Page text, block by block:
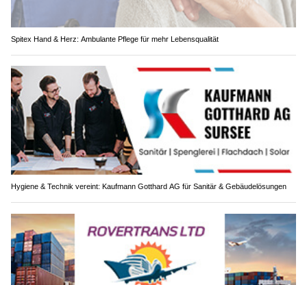
Spitex Hand & Herz: Ambulante Pflege für mehr Lebensqualität
Hygiene & Technik vereint: Kaufmann Gotthard AG für Sanitär & Gebäudelösungen